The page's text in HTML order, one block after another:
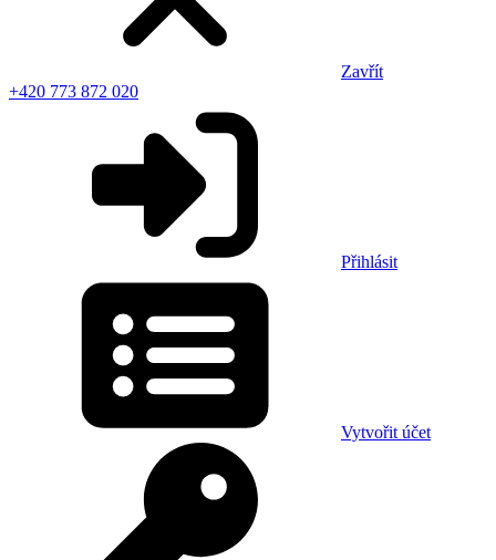
Zavřít
+420 773 872 020
Přihlásit
Vytvořit účet